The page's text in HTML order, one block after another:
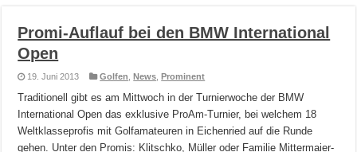
Promi-Auflauf bei den BMW International
Open
19. Juni 2013 Golfen ,News ,Prominent
Traditionell gibt es am Mittwoch in der Turnierwoche der BMW
International Open das exklusive ProAm-Turnier, bei welchem 18
Weltklasseprofis mit Golfamateuren in Eichenried auf die Runde
gehen. Unter den Promis: Klitschko, Müller oder Familie Mittermaier-